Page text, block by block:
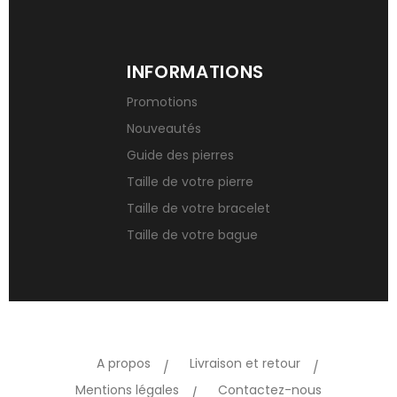
INFORMATIONS
Promotions
Nouveautés
Guide des pierres
Taille de votre pierre
Taille de votre bracelet
Taille de votre bague
A propos
Livraison et retour
Mentions légales
Contactez-nous